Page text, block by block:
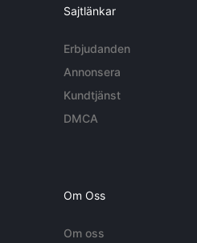
Sajtlänkar
Erbjudanden
Annonsera
Kundtjänst
DMCA
Om Oss
Om oss